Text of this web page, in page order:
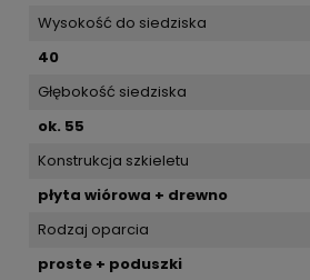
Wysokość do siedziska
40
Głębokość siedziska
ok. 55
Konstrukcja szkieletu
płyta wiórowa + drewno
Rodzaj oparcia
proste + poduszki